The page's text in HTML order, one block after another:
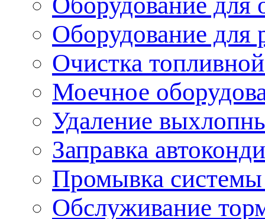
Оборудование для
Очистка
Моечное
Удаление
Заправка
Промывка
Обслуживание